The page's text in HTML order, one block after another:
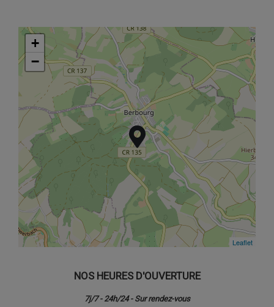
+
−
Leaflet
+
−
Leaflet
NOS HEURES D'OUVERTURE
7j/7 - 24h/24 - Sur rendez-vous